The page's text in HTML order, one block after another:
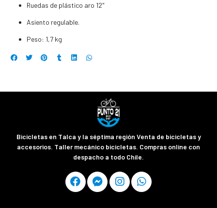
Ruedas de plástico aro 12"
Asiento regulable.
Peso: 1,7 kg
Bicicletas en Talca y la séptima región Venta de bicicletas y
accesorios. Taller mecánico bicicletas. Compras online con
despacho a todo Chile.